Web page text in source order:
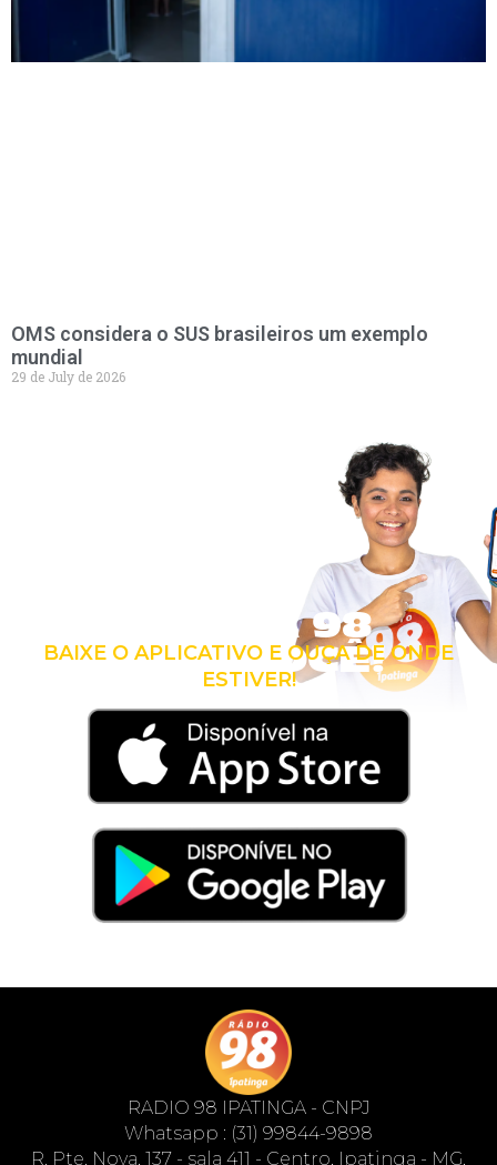
OMS considera o SUS brasileiros um exemplo
mundial
29 de July de 2026
LEVE A 98
COM VOCÊ!
BAIXE O APLICATIVO E OUÇA DE ONDE
ESTIVER!
RADIO 98 IPATINGA - CNPJ
Whatsapp : (31) 99844-9898
R. Pte. Nova, 137 - sala 411 - Centro, Ipatinga - MG,